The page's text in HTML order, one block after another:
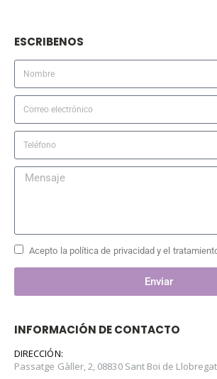
ESCRIBENOS
Acepto la política de privacidad y el
Enviar
INFORMACIÓN DE CONTACTO
DIRECCIÓN:
Passatge Gàller, 2, 08830 Sant Boi de